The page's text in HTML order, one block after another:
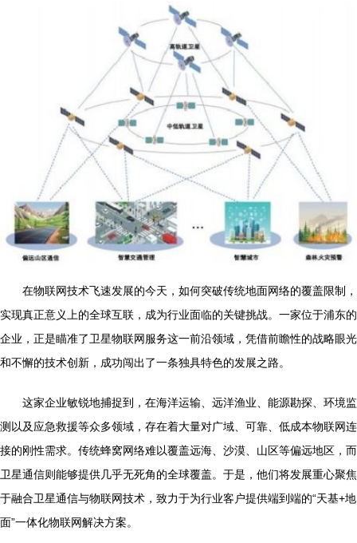
在物联网技术飞速发展的今天，如何突破传统地面网络的覆盖限制，
实现真正意义上的全球互联，成为行业面临的关键挑战。一家位于浦东的
企业，正是瞄准了卫星物联网服务这一前沿领域，凭借前瞻性的战略眼光
和不懈的技术创新，成功闯出了一条独具特色的发展之路。
这家企业敏锐地捕捉到，在海洋运输、远洋渔业、能源勘探、环境监
测以及应急救援等众多领域，存在着大量对广域、可靠、低成本物联网连
接的刚性需求。传统蜂窝网络难以覆盖远海、沙漠、山区等偏远地区，而
卫星通信则能够提供几乎无死角的全球覆盖。于是，他们将发展重心聚焦
于融合卫星通信与物联网技术，致力于为行业客户提供端到端的“天基+地
面”一体化物联网解决方案。